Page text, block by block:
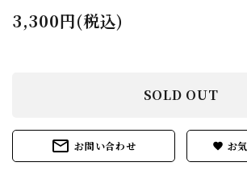
3,300円(税込)
SOLD OUT
mail_outline お問い合わせ favorite